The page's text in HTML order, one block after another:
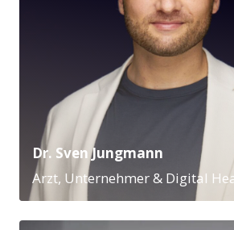
Dr. Sven Jungmann
Arzt, Unternehmer & Digital